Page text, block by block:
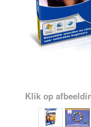
Klik op